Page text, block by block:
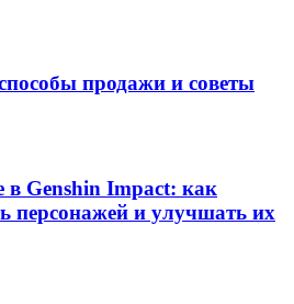
продажи и советы
в Genshin Impact: как
персонажей и улучшать их